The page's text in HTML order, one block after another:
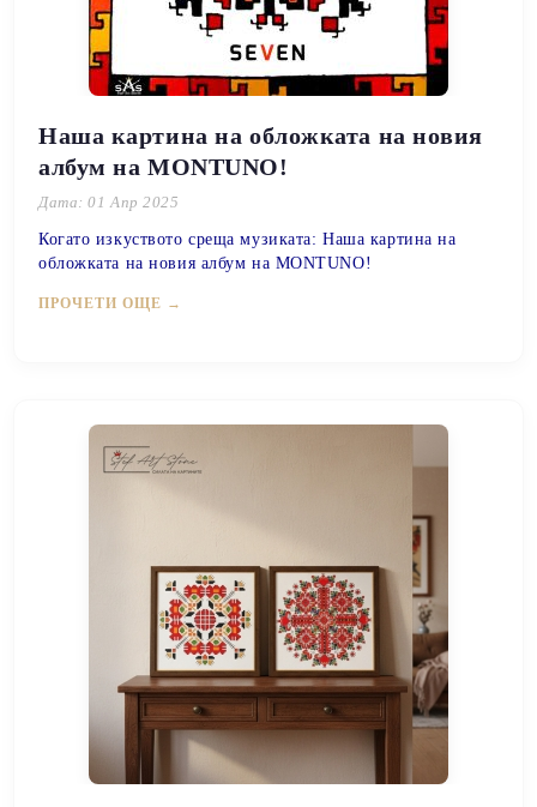
Наша картина на обложката на новия
албум на MONTUNO!
Дата: 01 Апр 2025
Когато изкуството среща музиката: Наша картина на
обложката на новия албум на MONTUNO!
ПРОЧЕТИ ОЩЕ →